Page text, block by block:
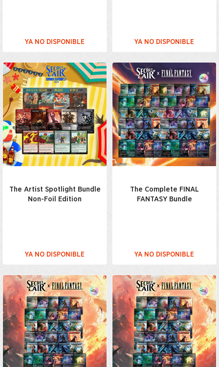
YA NO DISPONIBLE YA NO DISPONIBLE
The Artist Spotlight Bundle
Non-Foil Edition
YA NO DISPONIBLE
The Complete FINAL
FANTASY Bundle
YA NO DISPONIBLE